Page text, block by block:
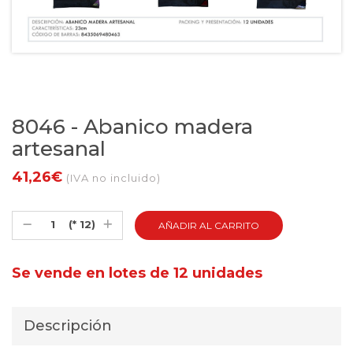
8046 - Abanico madera
artesanal
41,26€ (IVA no incluido)
(* 12)
Se vende en lotes de 12 unidades
Descripción